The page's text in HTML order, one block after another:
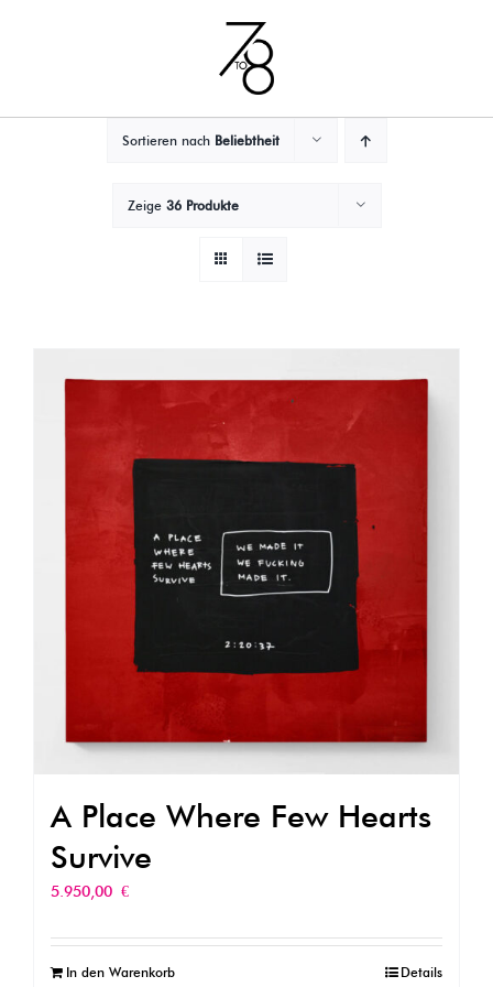
Sortieren nach Beliebtheit
Zeige 36 Produkte
A Place Where Few Hearts
Survive
5.950,00 €
In den Warenkorb Details